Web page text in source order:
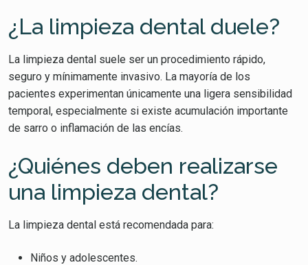
¿La limpieza dental duele?
La limpieza dental suele ser un procedimiento rápido,
seguro y mínimamente invasivo. La mayoría de los
pacientes experimentan únicamente una ligera sensibilidad
temporal, especialmente si existe acumulación importante
de sarro o inflamación de las encías.
¿Quiénes deben realizarse
una limpieza dental?
La limpieza dental está recomendada para:
Niños y adolescentes.